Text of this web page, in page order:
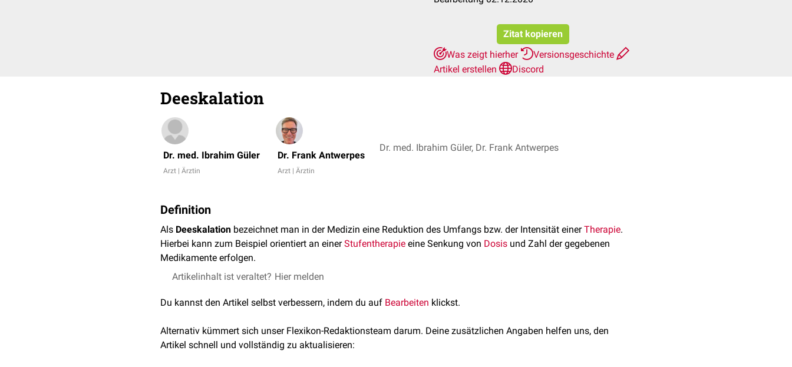
Zitat kopieren
Was zeigt hierher
Versionsgeschichte
Artikel erstellen
Discord
Deeskalation
Dr. med. Ibrahim Güler
Arzt | Ärztin
Dr. Frank Antwerpes
Arzt | Ärztin
Dr. med. Ibrahim Güler, Dr. Frank Antwerpes
Definition
Als Deeskalation bezeichnet man in der Medizin eine Reduktion des Umfangs bzw. der Intensität einerTherapie.
Hierbei kann zum Beispiel orientiert an einerStufentherapie eine Senkung von Dosis und Zahl der gegebenen
Medikamente erfolgen.
Artikelinhalt ist veraltet? Hier melden
Du kannst den Artikel selbst verbessern, indem du auf Bearbeiten klickst.
Alternativ kümmert sich unser Flexikon-Redaktionsteam darum. Deine zusätzlichen Angaben helfen uns, den
Artikel schnell und vollständig zu aktualisieren: